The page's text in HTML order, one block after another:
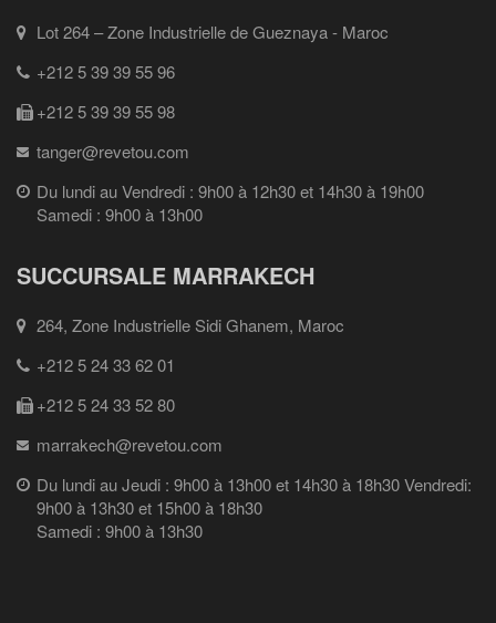
Lot 264 – Zone Industrielle de Gueznaya - Maroc
+212 5 39 39 55 96
+212 5 39 39 55 98
tanger@revetou.com
Du lundi au Vendredi : 9h00 à 12h30 et 14h30 à 19h00
Samedi : 9h00 à 13h00
SUCCURSALE MARRAKECH
264, Zone Industrielle Sidi Ghanem, Maroc
+212 5 24 33 62 01
+212 5 24 33 52 80
marrakech@revetou.com
Du lundi au Jeudi : 9h00 à 13h00 et 14h30 à 18h30 Vendredi:
9h00 à 13h30 et 15h00 à 18h30
Samedi : 9h00 à 13h30